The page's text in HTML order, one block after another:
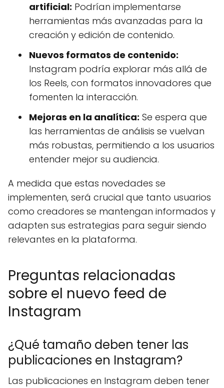
artificial: Podrían implementarse
herramientas más avanzadas para la
creación y edición de contenido.
Nuevos formatos de contenido:
Instagram podría explorar más allá de
los Reels, con formatos innovadores que
fomenten la interacción.
Mejoras en la analítica: Se espera que
las herramientas de análisis se vuelvan
más robustas, permitiendo a los usuarios
entender mejor su audiencia.
A medida que estas novedades se
implementen, será crucial que tanto usuarios
como creadores se mantengan informados y
adapten sus estrategias para seguir siendo
relevantes en la plataforma.
Preguntas relacionadas
sobre el nuevo feed de
Instagram
¿Qué tamaño deben tener las
publicaciones en Instagram?
Las publicaciones en Instagram deben tener